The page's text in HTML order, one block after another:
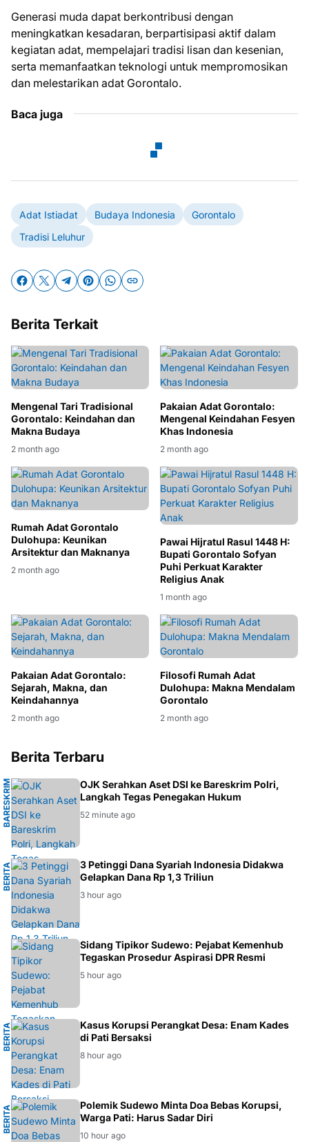
Generasi muda dapat berkontribusi dengan
meningkatkan kesadaran, berpartisipasi aktif dalam
kegiatan adat, mempelajari tradisi lisan dan kesenian,
serta memanfaatkan teknologi untuk mempromosikan
dan melestarikan adat Gorontalo.
Baca juga
Adat Istiadat Budaya Indonesia
Gorontalo
Tradisi Leluhur
Berita Terkait
Mengenal Tari Tradisional
Gorontalo: Keindahan dan
Makna Budaya
2 month ago
Pakaian Adat Gorontalo:
Mengenal Keindahan Fesyen
Khas Indonesia
2 month ago
Rumah Adat Gorontalo
Dulohupa: Keunikan
Arsitektur dan Maknanya
2 month ago
Pawai Hijratul Rasul 1448 H:
Bupati Gorontalo Sofyan
Puhi Perkuat Karakter
Religius Anak
1 month ago
Pakaian Adat Gorontalo:
Sejarah, Makna, dan
Keindahannya
2 month ago
Filosofi Rumah Adat
Dulohupa: Makna Mendalam
Gorontalo
2 month ago
Berita Terbaru
B
A
R
E
S
K
R
I
M
P
O
L
RI
OJK Serahkan Aset DSI ke Bareskrim Polri,
Langkah Tegas Penegakan Hukum
52 minute ago
B
E
R
I
T
A
H
U
K
UM
3 Petinggi Dana Syariah Indonesia Didakwa
Gelapkan Dana Rp 1,3 Triliun
3 hour ago
HUKUM
Sidang Tipikor Sudewo: Pejabat Kemenhub
Tegaskan Prosedur Aspirasi DPR Resmi
5 hour ago
B
E
R
I
T
A
H
U
K
UM
Kasus Korupsi Perangkat Desa: Enam Kades
di Pati Bersaksi
8 hour ago
B
E
R
I
T
A
D
A
E
R
AH
Polemik Sudewo Minta Doa Bebas Korupsi,
Warga Pati: Harus Sadar Diri
10 hour ago